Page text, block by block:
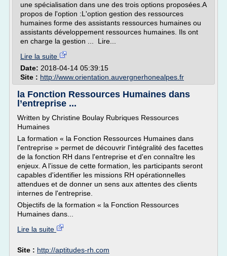
une spécialisation dans une des trois options proposées.A
propos de l'option :L'option gestion des ressources
humaines forme des assistants ressources humaines ou
assistants développement ressources humaines. Ils ont
en charge la gestion ... Lire...
Lire la suite
Date: 2018-04-14 05:39:15
Site : http://www.orientation.auvergnerhonealpes.fr
la Fonction Ressources Humaines dans
l’entreprise ...
Written by Christine Boulay Rubriques Ressources
Humaines
La formation « la Fonction Ressources Humaines dans
l'entreprise » permet de découvrir l'intégralité des facettes
de la fonction RH dans l'entreprise et d'en connaître les
enjeux. A l'issue de cette formation, les participants seront
capables d'identifier les missions RH opérationnelles
attendues et de donner un sens aux attentes des clients
internes de l'entreprise.
Objectifs de la formation « la Fonction Ressources
Humaines dans...
Lire la suite
Site : http://aptitudes-rh.com